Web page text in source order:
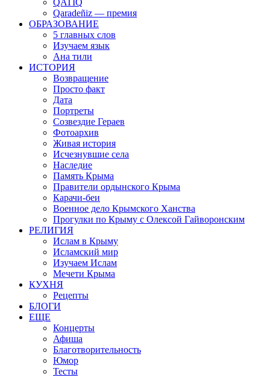
QATIQ
Qaradeñiz — премия
ОБРАЗОВАНИЕ
5 главных слов
Изучаем язык
Ана тили
ИСТОРИЯ
Возвращение
Просто факт
Дата
Портреты
Созвездие Гераев
Фотоархив
Живая история
Исчезнувшие села
Наследие
Память Крыма
Правители ордынского Крыма
Карачи-беи
Военное дело Крымского Ханства
Прогулки по Крыму с Олексой Гайворонским
РЕЛИГИЯ
Ислам в Крыму
Исламский мир
Изучаем Ислам
Мечети Крыма
КУХНЯ
Рецепты
БЛОГИ
ЕЩЕ
Концерты
Афиша
Благотворительность
Юмор
Тесты